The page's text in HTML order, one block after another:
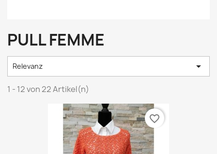
PULL FEMME
Relevanz 
1 - 12 von 22 Artikel(n)
favorite_border